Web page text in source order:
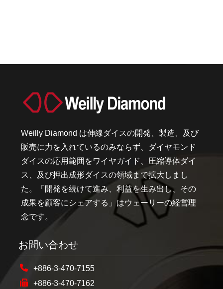
Weilly Diamond は伸線ダイスの開発、製造、及び
販売に力を入れているのみならず、ダイヤモンド
ダイスの応用範囲をワイヤガイド、圧縮導体ダイ
ス、及び押出成形ダイスの領域まで拡大しまし
た。「開発を続けて進み、利益を生み出し、その
成果を顧客にシェアする」はウェーリーの経営理
念です。
お問い合わせ
+886-3-470-7155
+886-3-470-7162